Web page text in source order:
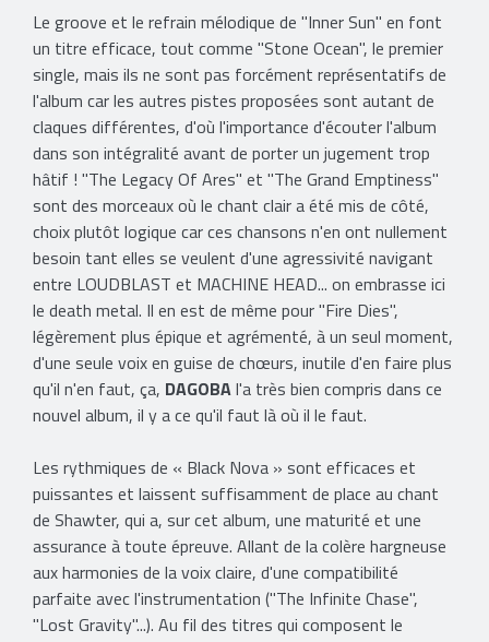
Le groove et le refrain mélodique de "Inner Sun" en font
un titre efficace, tout comme "Stone Ocean", le premier
single, mais ils ne sont pas forcément représentatifs de
l'album car les autres pistes proposées sont autant de
claques différentes, d'où l'importance d'écouter l'album
dans son intégralité avant de porter un jugement trop
hâtif ! "The Legacy Of Ares" et "The Grand Emptiness"
sont des morceaux où le chant clair a été mis de côté,
choix plutôt logique car ces chansons n'en ont nullement
besoin tant elles se veulent d'une agressivité navigant
entre LOUDBLAST et MACHINE HEAD... on embrasse ici
le death metal. Il en est de même pour "Fire Dies",
légèrement plus épique et agrémenté, à un seul moment,
d'une seule voix en guise de chœurs, inutile d'en faire plus
qu'il n'en faut, ça, DAGOBAl'a très bien compris dans ce
nouvel album, il y a ce qu'il faut là où il le faut.
Les rythmiques de « Black Nova » sont efficaces et
puissantes et laissent suffisamment de place au chant
de Shawter, qui a, sur cet album, une maturité et une
assurance à toute épreuve. Allant de la colère hargneuse
aux harmonies de la voix claire, d'une compatibilité
parfaite avec l'instrumentation ("The Infinite Chase",
"Lost Gravity"...). Au fil des titres qui composent le